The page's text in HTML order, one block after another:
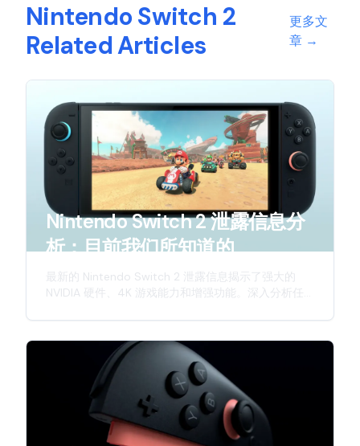
Nintendo Switch 2
Related Articles
更多文
章→
Nintendo Switch 2 泄露信息分
析：目前我们所知道的
最新的 Nintendo Switch 2 泄露信息揭示了强大的
NVIDIA 硬件、4K 游戏能力和增强功能。深入分析任